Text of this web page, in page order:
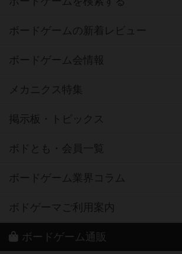
ボードゲームの新着レビュー
ボードゲーム会情報
メカニクス特集
掲示板・トピックス
ボドとも・会員一覧
ボードゲーム業界コラム
ボドゲーマご利用案内
ボードゲーム通販